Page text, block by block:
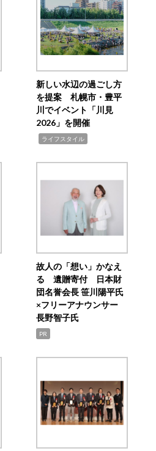
新しい水辺の過ごし方
を提案 札幌市・豊平
川でイベント「川見
2026」を開催
ライフスタイル
故人の「想い」かなえ
る 遺贈寄付 日本財
団名誉会長 笹川陽平氏
×フリーアナウンサー
長野智子氏
PR